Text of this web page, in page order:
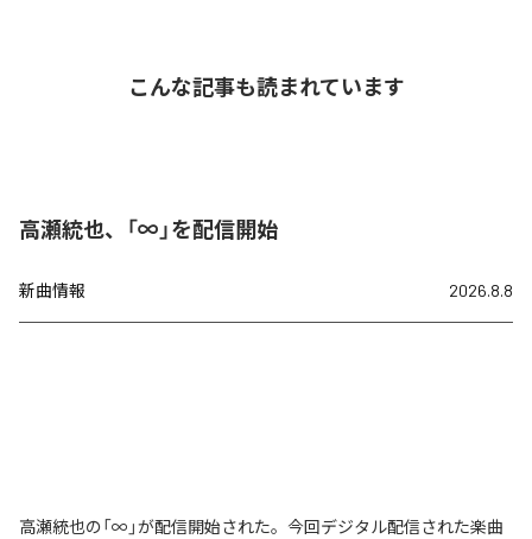
こんな記事も読まれています
高瀬統也、「∞」を配信開始
新曲情報 2026.8.8
高瀬統也の「∞」が配信開始された。今回デジタル配信された楽曲